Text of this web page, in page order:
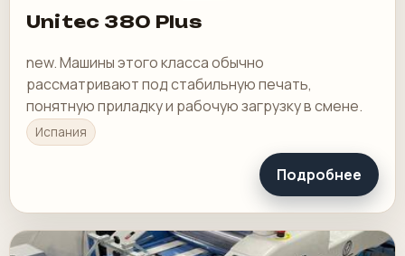
Unitec 380 Plus
new. Машины этого класса обычно
рассматривают под стабильную печать,
понятную приладку и рабочую загрузку в смене.
Испания
Подробнее